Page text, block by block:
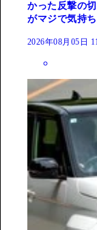
かった反撃の
がマジで気持
2026年08月05日